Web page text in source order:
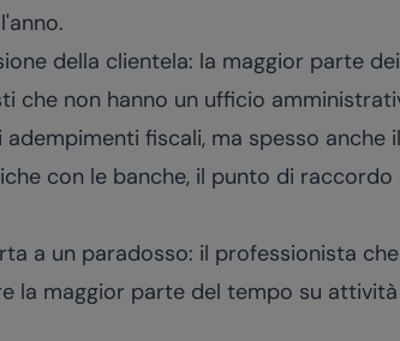
della clientela: la maggior parte
che non hanno un ufficio
fiscali, ma spesso anche
con le banche, il punto di
a un paradosso: il professionista
la maggior parte del tempo su